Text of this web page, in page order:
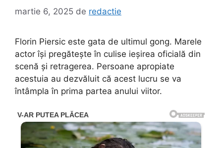
martie 6, 2025 de redactie
Florin Piersic este gata de ultimul gong. Marele
actor își pregătește în culise ieșirea oficială din
scenă și retragerea. Persoane apropiate
acestuia au dezvăluit că acest lucru se va
întâmpla în prima partea anului viitor.